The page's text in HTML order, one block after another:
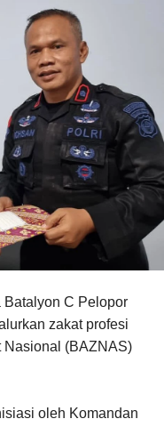
C Pelopor
zakat profesi
Nasional (BAZNAS)
oleh Komandan